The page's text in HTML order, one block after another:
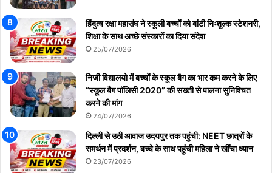
हिंदुत्व रक्षा महासंघ ने स्कूली बच्चों को बांटी निःशुल्क स्टेशनरी,
शिक्षा के साथ अच्छे संस्कारों का दिया संदेश
25/07/2026
निजी विद्यालयो में बच्चों के स्कूल बैग का भार कम करने के लिए
“स्कूल बैग पॉलिसी 2020” की सख्ती से पालना सुनिश्चित
करने की मांग
24/07/2026
दिल्ली से उठी आवाज उदयपुर तक पहुंची: NEET छात्रों के
समर्थन में प्रदर्शन, बच्चे के साथ पहुंची महिला ने खींचा ध्यान
23/07/2026